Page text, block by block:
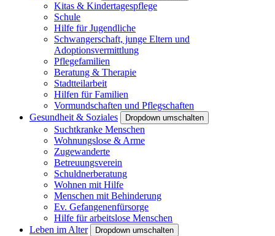
Kitas & Kindertagespflege
Schule
Hilfe für Jugendliche
Schwangerschaft, junge Eltern und
Adoptionsvermittlung
Pflegefamilien
Beratung & Therapie
Stadtteilarbeit
Hilfen für Familien
Vormundschaften und Pflegschaften
Gesundheit & Soziales
Dropdown umschalten
Suchtkranke Menschen
Wohnungslose & Arme
Zugewanderte
Betreuungsverein
Schuldnerberatung
Wohnen mit Hilfe
Menschen mit Behinderung
Ev. Gefangenenfürsorge
Hilfe für arbeitslose Menschen
Leben im Alter
Dropdown umschalten